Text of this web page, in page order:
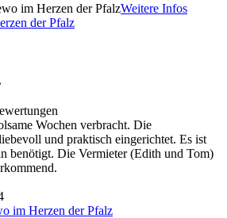
Weitere Infos
der Pfalz
Wochen verbracht. Die
und praktisch eingerichtet. Es ist
benötigt. Die Vermieter (Edith und Tom)
im Herzen der Pfalz